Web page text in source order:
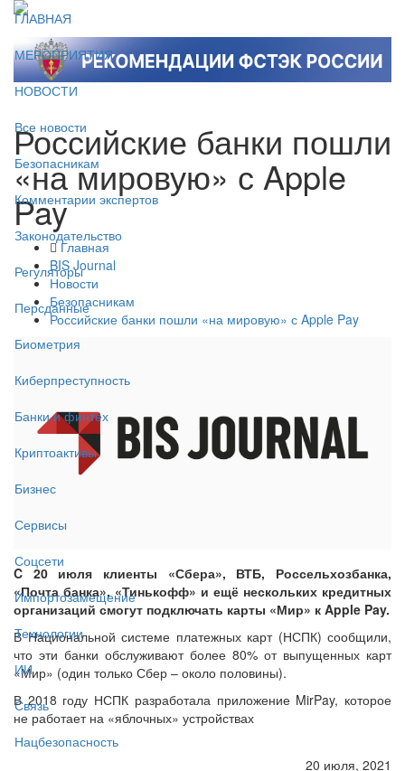
ГЛАВНАЯ
МЕРОПРИЯТИЯ
НОВОСТИ
Все новости
Безопасникам
Комментарии экспертов
Законодательство
Регуляторы
Персданные
Биометрия
Киберпреступность
Банки и финтех
Криптоактивы
Бизнес
Сервисы
Соцсети
Импортозамещение
Технологии
ИИ
Связь
Нацбезопасность
Российские банки пошли
«на мировую» с Apple
Pay
Главная
BIS Journal
Новости
Безопасникам
Российские банки пошли «на мировую» с Apple Pay
C 20 июля клиенты «Сбера», ВТБ, Россельхозбанка,
«Почта банка», «Тинькофф» и ещё нескольких кредитных
организаций смогут подключать карты «Мир» к Apple Pay.
В Национальной системе платежных карт (НСПК) сообщили,
что эти банки обслуживают более 80% от выпущенных карт
«Мир» (один только Сбер – около половины).
В 2018 году НСПК разработала приложение MirPay, которое
не работает на «яблочных» устройствах
20 июля, 2021